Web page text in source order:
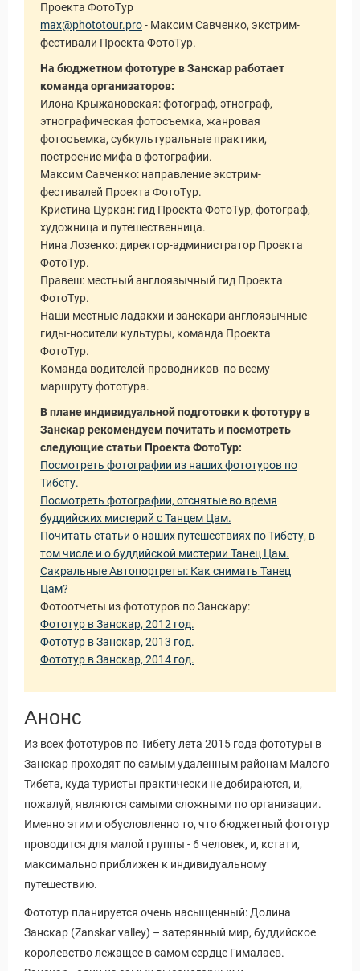
Туры
Проекта ФотоТур
max@phototour.pro- Максим Савченко, экстрим-
фестивали Проекта ФотоТур.
На бюджетном фототуре в Занскар работает
команда организаторов:
Илона Крыжановская: фотограф, этнограф,
этнографическая фотосъемка, жанровая
фотосъемка, субкультуральные практики,
построение мифа в фотографии.
Максим Савченко: направление экстрим-
фестивалей Проекта ФотоТур.
Кристина Цуркан: гид Проекта ФотоТур, фотограф,
художница и путешественница.
Нина Лозенко: директор-администратор Проекта
ФотоТур.
Правеш: местный англоязычный гид Проекта
ФотоТур.
Наши местные ладакхи и занскари англоязычные
гиды-носители культуры, команда Проекта
ФотоТур.
Команда водителей-проводников по всему
маршруту фототура.
В плане индивидуальной подготовки к фототуру в
Занскар рекомендуем почитать и посмотреть
следующие статьи Проекта ФотоТур:
Посмотреть фотографии из наших фототуров по
Тибету.
Посмотреть фотографии, отснятые во время
буддийских мистерий с Танцем Цам.
Почитать статьи о наших путешествиях по Тибету, в
том числе и о буддийской мистерии Танец Цам.
Сакральные Автопортреты: Как снимать Танец
Цам?
Фотоотчеты из фототуров по Занскару:
Фототур в Занскар, 2012 год.
Фототур в Занскар, 2013 год.
Фототур в Занскар, 2014 год.
Анонс
Из всех фототуров по Тибету лета 2015 года фототуры в
Занскар проходят по самым удаленным районам Малого
Тибета, куда туристы практически не добираются, и,
пожалуй, являются самыми сложными по организации.
Именно этим и обусловленно то, что бюджетный фототур
проводится для малой группы - 6 человек, и, кстати,
максимально приближен к индивидуальному
путешествию.
Фототур планируется очень насыщенный: Долина
Занскар (Zanskar valley) – затерянный мир, буддийское
королевство лежащее в самом сердце Гималаев.